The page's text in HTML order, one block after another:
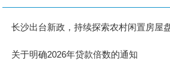
关于明确2026年贷款倍数的通知